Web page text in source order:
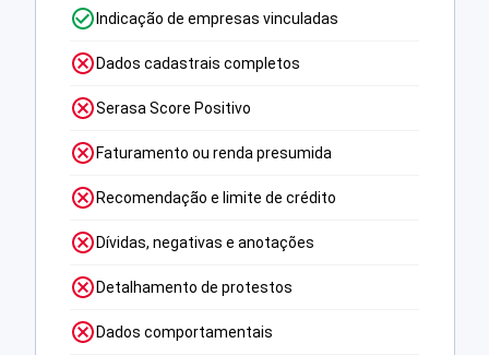
Indicação de empresas vinculadas
Dados cadastrais completos
Serasa Score Positivo
Faturamento ou renda presumida
Recomendação e limite de crédito
Dívidas, negativas e anotações
Detalhamento de protestos
Dados comportamentais